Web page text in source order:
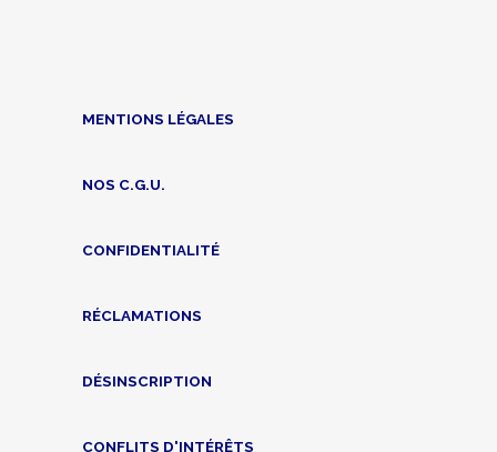
MENTIONS LÉGALES
NOS C.G.U.
CONFIDENTIALITÉ
RÉCLAMATIONS
DÉSINSCRIPTION
CONFLITS D'INTÉRÊTS